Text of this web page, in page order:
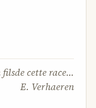
filsde cette race…
E. Verhaeren